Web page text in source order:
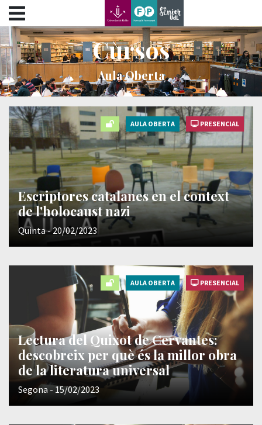
???label.access.jump.content???
???label.access.jump.header???
???label.access.jump.footer???
???label.access.jump.menu???
Cursos
Aula Oberta
AULA OBERTA PRESENCIAL
Escriptores catalanes en el context
de l'holocaust nazi
Quinta - 20/02/2023
AULA OBERTA PRESENCIAL
Lectura del Quixot de Cervantes:
descobreix per què és la millor obra
de la literatura universal
Segona - 15/02/2023